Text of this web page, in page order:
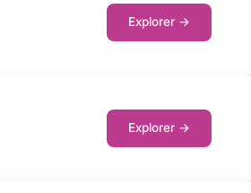
Explorer →
Explorer →